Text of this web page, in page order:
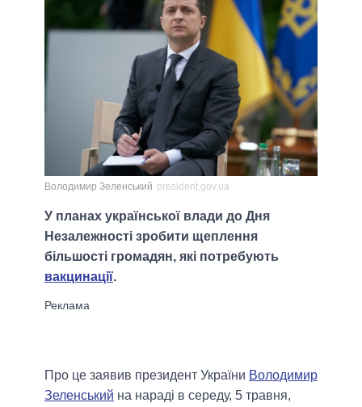
Володимир Зеленський president.gov.ua
У планах української влади до Дня
Незалежності зробити щеплення
більшості громадян, які потребують
вакцинації.
Про це заявив президент України Володимир
Зеленський на нараді в середу, 5 травня,